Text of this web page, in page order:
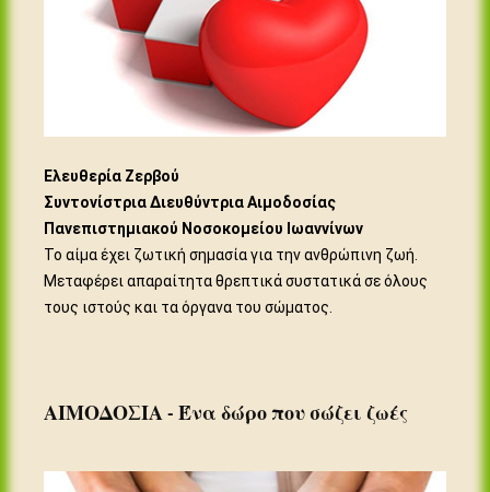
Ελευθερία Ζερβού
Συντονίστρια Διευθύντρια Αιμοδοσίας
Πανεπιστημιακού Νοσοκομείου Ιωαννίνων
Το αίμα έχει ζωτική σημασία για την ανθρώπινη ζωή.
Μεταφέρει απαραίτητα θρεπτικά συστατικά σε όλους
τους ιστούς και τα όργανα του σώματος.
ΑΙΜΟΔΟΣΙΑ - Ένα δώρο που σώζει ζωές